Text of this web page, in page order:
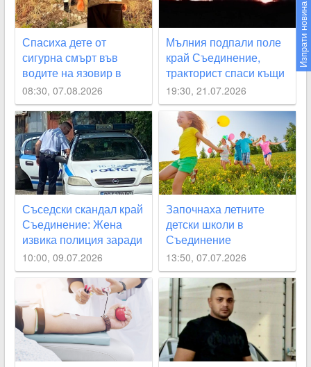
Спасиха дете от
сигурна смърт във
водите на язовир в
Пловдивско
08:30, 07.08.2026
Мълния подпали поле
край Съединение,
тракторист спаси къщи
и бензиностанция от
огнен ад ВИДЕО
19:30, 21.07.2026
Съседски скандал край
Съединение: Жена
извика полиция заради
силна музика, после я
заплашиха с палеж
10:00, 09.07.2026
Започнаха летните
детски школи в
Съединение
13:50, 07.07.2026
Изпрати новина